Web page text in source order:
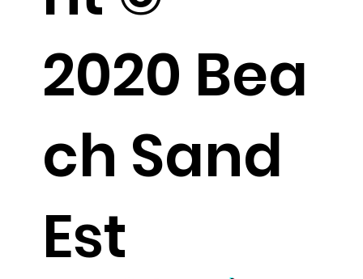
2020 Bea
ch Sand
Est